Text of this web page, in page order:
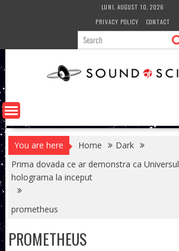
LUNI, AUGUST 10, 2026
PRIVACY POLICY
CONTACT
You are here Home
Dark
Prima dovada ce ar demonstra ca
holograma la inceput
prometheus
PROMETHEUS